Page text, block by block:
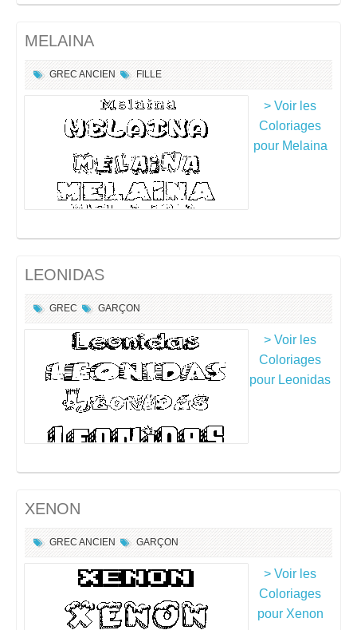
MELAINA
GREC ANCIEN FILLE
> Voir les
Coloriages
pour Melaina
LEONIDAS
GREC GARÇON
> Voir les
Coloriages
pour Leonidas
XENON
GREC ANCIEN GARÇON
> Voir les
Coloriages
pour Xenon